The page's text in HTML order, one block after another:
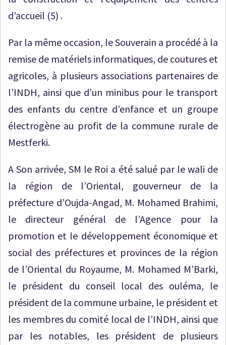
d’accueil (5) .
Par la même occasion, le Souverain a procédé à la
remise de matériels informatiques, de coutures et
agricoles, à plusieurs associations partenaires de
l’INDH, ainsi que d’un minibus pour le transport
des enfants du centre d’enfance et un groupe
électrogène au profit de la commune rurale de
Mestferki.
A Son arrivée, SM le Roi a été salué par le wali de
la région de l’Oriental, gouverneur de la
préfecture d’Oujda-Angad, M. Mohamed Brahimi,
le directeur général de l’Agence pour la
promotion et le développement économique et
social des préfectures et provinces de la région
de l’Oriental du Royaume, M. Mohamed M’Barki,
le président du conseil local des ouléma, le
président de la commune urbaine, le président et
les membres du comité local de l’INDH, ainsi que
par les notables, les président de plusieurs